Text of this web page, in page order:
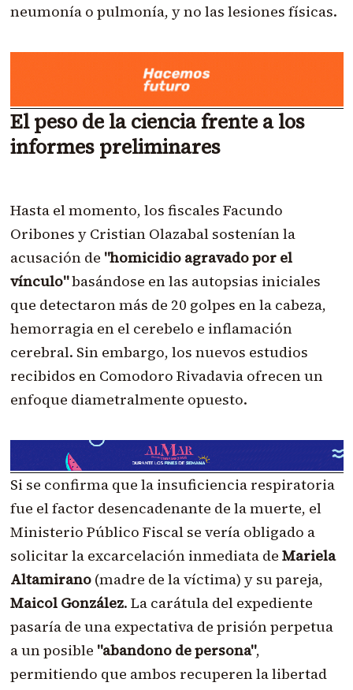
neumonía o pulmonía, y no las lesiones físicas.
El peso de la ciencia frente a los
informes preliminares
Hasta el momento, los fiscales Facundo
Oribones y Cristian Olazabal sostenían la
acusación de "homicidio agravado por el
vínculo"basándose en las autopsias iniciales
que detectaron más de 20 golpes en la cabeza,
hemorragia en el cerebelo e inflamación
cerebral. Sin embargo, los nuevos estudios
recibidos en Comodoro Rivadavia ofrecen un
enfoque diametralmente opuesto.
Si se confirma que la insuficiencia respiratoria
fue el factor desencadenante de la muerte, el
Ministerio Público Fiscal se vería obligado a
solicitar la excarcelación inmediata de Mariela
Altamirano(madre de la víctima) y su pareja,
Maicol González. La carátula del expediente
pasaría de una expectativa de prisión perpetua
a un posible "abandono de persona",
permitiendo que ambos recuperen la libertad